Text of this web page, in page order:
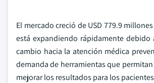
El mercado creció de USD 779.9
está expandiendo rápidamente
cambio hacia la atención médica
demanda de herramientas que
mejorar los resultados para los